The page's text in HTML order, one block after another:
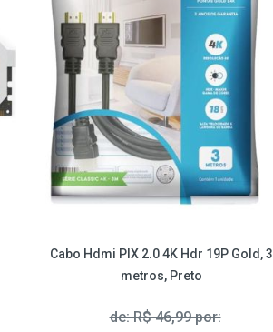
Cabo Hdmi PIX 2.0 4K Hdr 19P Gold, 3
metros, Preto
de: R$ 46,99 por: